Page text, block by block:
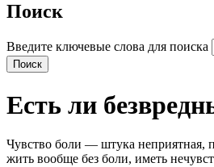
Поиск
Введите ключевые слова для поиска
Есть ли
Чувство боли — штука неприятная,
жить вообще без боли, иметь